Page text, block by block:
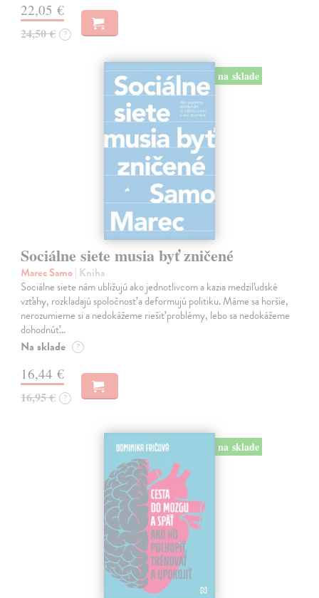
22,05 €
24,50 € ?
na sklade
Sociálne siete musia byť zničené
Marec Samo| Kniha
Sociálne siete nám ubližujú ako jednotlivcom a kazia medziľudské
vzťahy, rozkladajú spoločnosť a deformujú politiku. Máme sa horšie,
nerozumieme si a nedokážeme riešiť problémy, lebo sa nedokážeme
dohodnúť…
Na sklade ?
16,44 €
16,95 € ?
na sklade